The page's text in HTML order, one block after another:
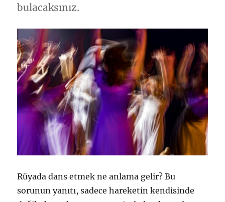
bulacaksınız.
Rüyada dans etmek ne anlama gelir? Bu
sorunun yanıtı, sadece hareketin kendisinde